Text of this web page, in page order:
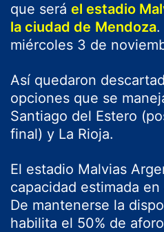
que será el estadio
la ciudad de Mendoza.
miércoles 3 de
Así quedaron
opciones que se
Santiago del Estero
final) y La Rioja.
El estadio Malvias
capacidad estimada
De mantenerse la
habilita el 50% de